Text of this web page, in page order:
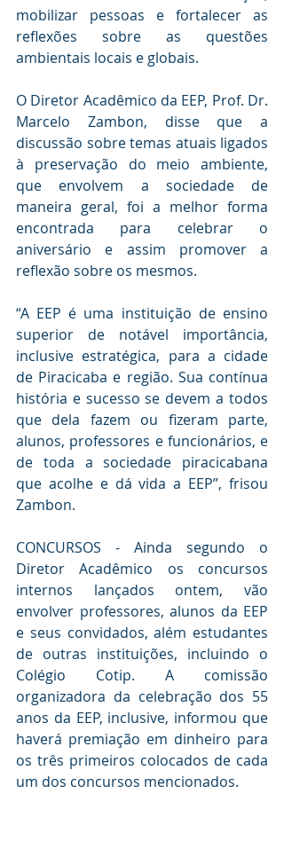
mobilizar pessoas e fortalecer as
reflexões sobre as questões
ambientais locais e globais.
O Diretor Acadêmico da EEP, Prof. Dr.
Marcelo Zambon, disse que a
discussão sobre temas atuais ligados
à preservação do meio ambiente,
que envolvem a sociedade de
maneira geral, foi a melhor forma
encontrada para celebrar o
aniversário e assim promover a
reflexão sobre os mesmos.
“A EEP é uma instituição de ensino
superior de notável importância,
inclusive estratégica, para a cidade
de Piracicaba e região. Sua contínua
história e sucesso se devem a todos
que dela fazem ou fizeram parte,
alunos, professores e funcionários, e
de toda a sociedade piracicabana
que acolhe e dá vida a EEP”, frisou
Zambon.
CONCURSOS - Ainda segundo o
Diretor Acadêmico os concursos
internos lançados ontem, vão
envolver professores, alunos da EEP
e seus convidados, além estudantes
de outras instituições, incluindo o
Colégio Cotip. A comissão
organizadora da celebração dos 55
anos da EEP, inclusive, informou que
haverá premiação em dinheiro para
os três primeiros colocados de cada
um dos concursos mencionados.